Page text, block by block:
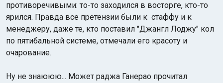
противоречивыми: то-то заходился в восторге, кто-то
ярился. Правда все претензии были к стаффу и к
менеджеру, даже те, кто поставил "Джангл Лоджу" кол
по пятибальной системе, отмечали его красоту и
очарование.
Ну не знаююю... Может раджа Ганерао прочитал